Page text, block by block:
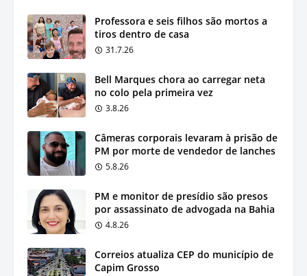
Professora e seis filhos são mortos a
tiros dentro de casa
31.7.26
Bell Marques chora ao carregar neta
no colo pela primeira vez
3.8.26
Câmeras corporais levaram à prisão de
PM por morte de vendedor de lanches
5.8.26
PM e monitor de presídio são presos
por assassinato de advogada na Bahia
4.8.26
Correios atualiza CEP do município de
Capim Grosso